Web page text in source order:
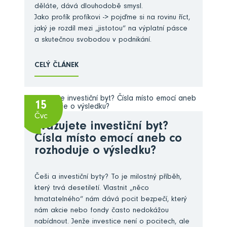
děláte, dává dlouhodobě smysl.
Jako profík profíkovi -> pojďme si na rovinu říct,
jaký je rozdíl mezi „jistotou“ na výplatní pásce
a skutečnou svobodou v podnikání.
CELÝ ČLÁNEK
15
Čvc
Zvažujete investiční byt?
Čísla místo emocí aneb co
rozhoduje o výsledku?
Češi a investiční byty? To je milostný příběh,
který trvá desetiletí. Vlastnit „něco
hmatatelného“ nám dává pocit bezpečí, který
nám akcie nebo fondy často nedokážou
nabídnout. Jenže investice není o pocitech, ale